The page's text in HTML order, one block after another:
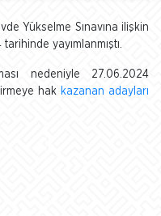
Yükselme Sınavına ilişkin
yayımlanmıştı.
nedeniyle 27.06.2024
hak kazanan adayları